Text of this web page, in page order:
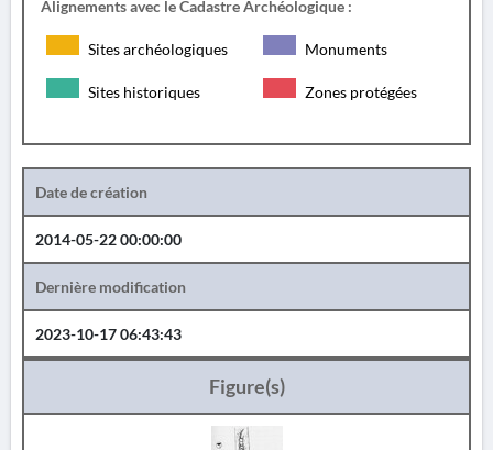
Alignements avec le Cadastre Archéologique :
Sites archéologiques Monuments
Sites historiques Zones protégées
Date de création
2014-05-22 00:00:00
Dernière modification
2023-10-17 06:43:43
Figure(s)